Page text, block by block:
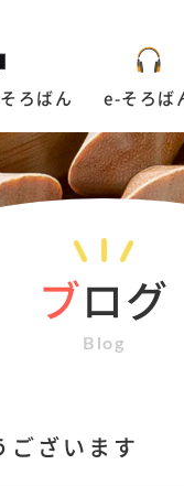
ろばん e-そろば
ブログ
Blog
ございます